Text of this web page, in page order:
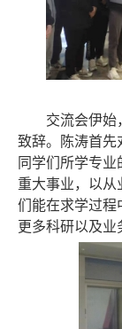
交流会伊始
致辞。陈涛首先
同学们所学专
重大事业，以从
们能在求学过程
更多科研以及业